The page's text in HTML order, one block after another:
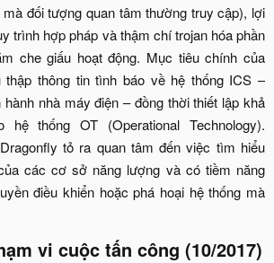
đối tượng quan tâm thường truy cập), lợi
trình hợp pháp và thậm chí trojan hóa phần
che giấu hoạt động. Mục tiêu chính của
thập thông tin tình báo về hệ thống ICS –
nhà máy điện – đồng thời thiết lập khả
thống OT (Operational Technology).
tỏ ra quan tâm đến việc tìm hiểu
các cơ sở năng lượng và có tiềm năng
điều khiển hoặc phá hoại hệ thống mà
vi cuộc tấn công (10/2017)​